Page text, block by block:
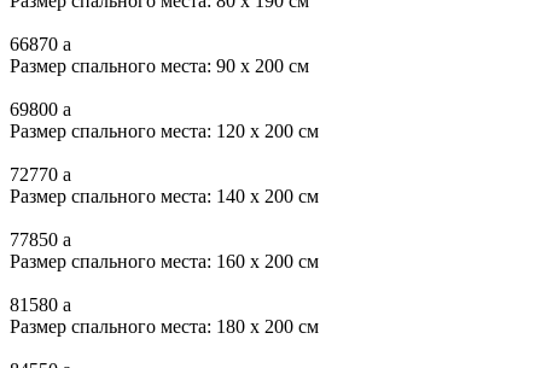
66870 a
Размер спального места: 90 x 200 см
69800 a
Размер спального места: 120 x 200 см
72770 a
Размер спального места: 140 x 200 см
77850 a
Размер спального места: 160 x 200 см
81580 a
Размер спального места: 180 x 200 см